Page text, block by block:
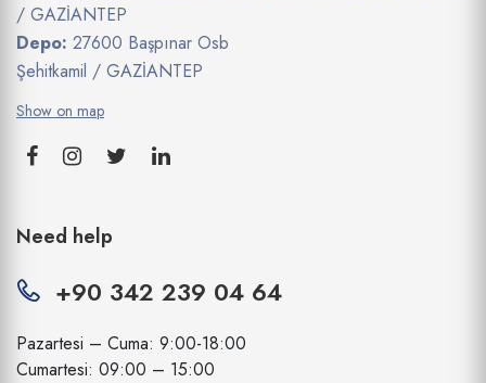
/ GAZİANTEP
Depo: 27600 Başpınar Osb
Şehitkamil / GAZİANTEP
Show on map
Need help
+90 342 239 04 64
Pazartesi – Cuma: 9:00-18:00
Cumartesi: 09:00 – 15:00